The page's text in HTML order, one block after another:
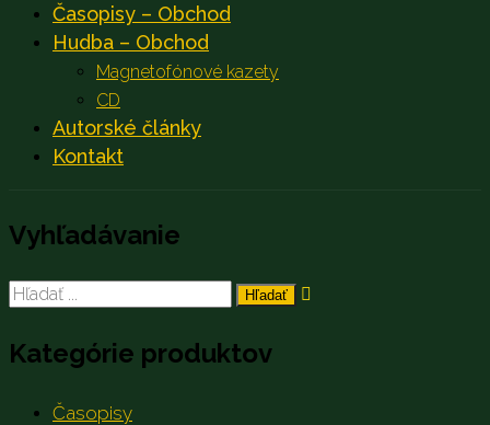
Časopisy – Obchod
Hudba – Obchod
Magnetofónové kazety
CD
Autorské články
Kontakt
Vyhľadávanie
Search
Kategórie produktov
Časopisy